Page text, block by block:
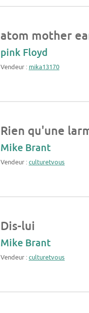
atom mother
pink Floyd
Vendeur : mika13170
Rien qu'une
Mike Brant
Vendeur :culturetvous
Dis-lui
Mike Brant
Vendeur :culturetvous